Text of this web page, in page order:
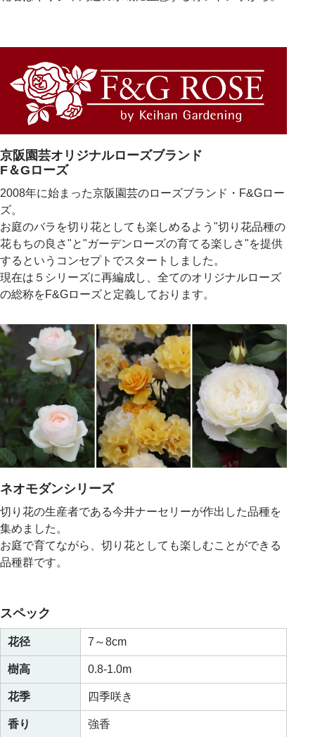
京阪園芸オリジナルローズブランド
F＆Gローズ
2008年に始まった京阪園芸のローズブランド・F&Gロー
ズ。
お庭のバラを切り花としても楽しめるよう"切り花品種の
花もちの良さ"と"ガーデンローズの育てる楽しさ"を提供
するというコンセプトでスタートしました。
現在は５シリーズに再編成し、全てのオリジナルローズ
の総称をF&Gローズと定義しております。
ネオモダンシリーズ
切り花の生産者である今井ナーセリーが作出した品種を
集めました。
お庭で育てながら、切り花としても楽しむことができる
品種群です。
スペック
花径 7～8cm
樹高 0.8-1.0m
花季 四季咲き
香り 強香